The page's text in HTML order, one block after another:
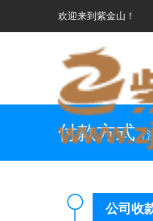
欢迎来到紫金山！
付款方式（
公司收